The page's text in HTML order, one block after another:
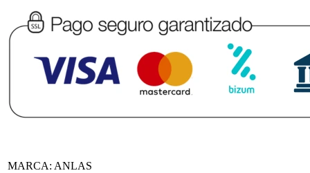
MARCA: ANLAS